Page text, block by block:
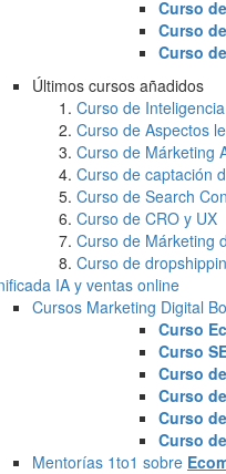
Curso
Curso
Curso
Últimos cursos añadidos
Curso de
Curso de Aspectos
Curso de Márketing
Curso de captación
Curso de Search
Curso de CRO y UX
Curso de Márketing
Curso de
IA y ventas online
Cursos Marketing Digital
Curso
Curso
Curso
Curso
Curso
Curso
Mentorías 1to1 sobre